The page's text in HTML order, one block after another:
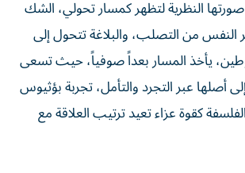
صورتها النظرية لتظهر كمسار تحولي، الشك
النفس من التصلب، والبلاغة تتحول إلى
يأخذ المسار بعداً صوفياً، حيث تسعى
أصلها عبر التجرد والتأمل، تجربة بؤثيوس
كقوة عزاء تعيد ترتيب العلاقة مع